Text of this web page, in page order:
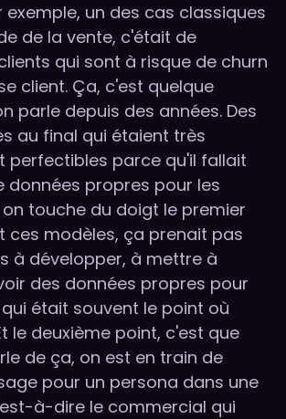
un des cas classiques
de la vente, c'était de
qui sont à risque de churn
client. Ça, c'est quelque
parle depuis des années. Des
au final qui étaient très
perfectibles parce qu'il fallait
données propres pour les
on touche du doigt le premier
ces modèles, ça prenait pas
à développer, à mettre à
des données propres pour
était souvent le point où
le deuxième point, c'est que
de ça, on est en train de
pour un persona dans une
à-dire le commercial qui